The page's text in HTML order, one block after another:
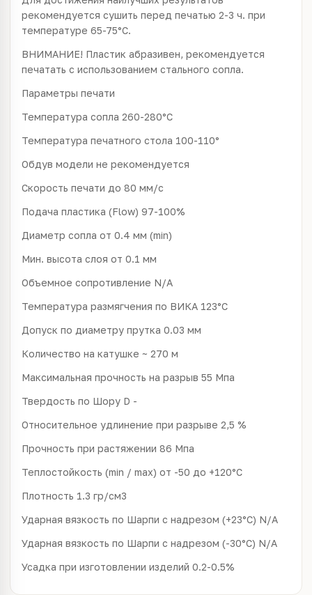
рекомендуется сушить перед печатью 2-3 ч. при
температуре 65-75°С.
ВНИМАНИЕ! Пластик абразивен, рекомендуется
печатать с использованием стального сопла.
Параметры печати
Температура сопла 260-280°С
Температура печатного стола 100-110°
Обдув модели не рекомендуется
Скорость печати до 80 мм/с
Подача пластика (Flow) 97-100%
Диаметр сопла от 0.4 мм (min)
Мин. высота слоя от 0.1 мм
Объемное сопротивление N/A
Температура размягчения по ВИКА 123°С
Допуск по диаметру прутка 0.03 мм
Количество на катушке ~ 270 м
Максимальная прочность на разрыв 55 Мпа
Твердость по Шору D -
Относительное удлинение при разрыве 2,5 %
Прочность при растяжении 86 Мпа
Теплостойкость (min / max) от -50 до +120°С
Плотность 1.3 гр/см3
Ударная вязкость по Шарпи с надрезом (+23°С) N/A
Ударная вязкость по Шарпи с надрезом (-30°С) N/A
Усадка при изготовлении изделий 0.2-0.5%